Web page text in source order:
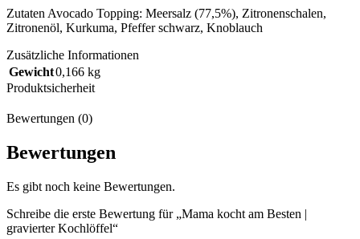
Zutaten Avocado Topping: Meersalz (77,5%), Zitronenschalen,
Zitronenöl, Kurkuma, Pfeffer schwarz, Knoblauch
Zusätzliche Informationen
Gewicht0,166 kg
Produktsicherheit
Bewertungen (0)
Bewertungen
Es gibt noch keine Bewertungen.
Schreibe die erste Bewertung für „Mama kocht am Besten |
gravierter Kochlöffel“